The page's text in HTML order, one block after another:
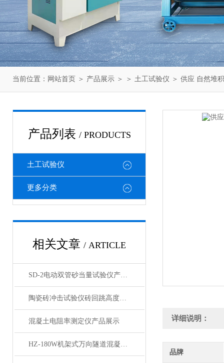
当前位置： 网站首页 ＞ 产品展示 ＞ ＞ 土工试验仪 ＞ 供应 自然堆
产品列表 / PRODUCTS
土工试验仪
更多分类
相关文章 / ARTICLE
SD-2电动双管砂当量试验仪产品展示
陶瓷砖冲击试验仪砖回跳高度恢复系数抗冲击性产品展示
混凝土电阻率测定仪产品展示
HZ-180W机架式万向隧道混凝土钻孔取芯机 钻机产品展示
详细说明：
品牌